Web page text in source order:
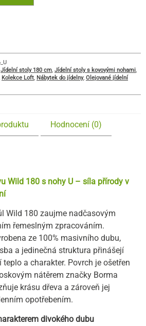
Jídelní stoly 180 cm, Jídelní stoly s kovovými nohami,
Kolekce Loft, Nábytek do jídelny, Olejované jídelní
Hodnocení (0)
Wild 180 s nohy U – síla přírody v
Wild 180 zaujme nadčasovým
řemeslným zpracováním.
ze 100% masivního dubu,
a jedinečná struktura přinášejí
a charakter. Povrch je ošetřen
nátěrem značky Borma
krásu dřeva a zároveň jej
opotřebením.
divokého dubu